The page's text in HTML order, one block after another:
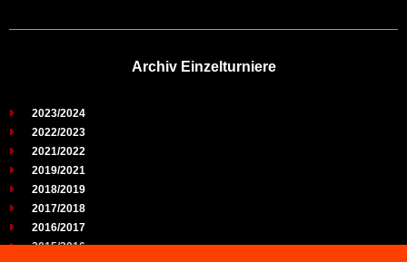
Archiv Einzelturniere
2023/2024
2022/2023
2021/2022
2019/2021
2018/2019
2017/2018
2016/2017
2015/2016